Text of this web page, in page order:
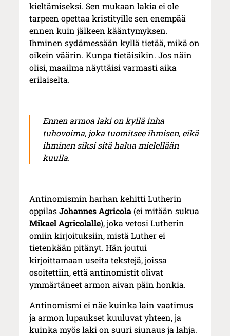
kieltämiseksi. Sen mukaan lakia ei ole
tarpeen opettaa kristityille sen enempää
ennen kuin jälkeen kääntymyksen.
Ihminen sydämessään kyllä tietää, mikä on
oikein väärin. Kunpa tietäisikin. Jos näin
olisi, maailma näyttäisi varmasti aika
erilaiselta.
Ennen armoa laki on kyllä inha
tuhovoima, joka tuomitsee ihmisen, eikä
ihminen siksi sitä halua mielellään
kuulla.
Antinomismin harhan kehitti Lutherin
oppilasJohannes Agricola(ei mitään sukua
Mikael Agricolalle), joka vetosi Lutherin
omiin kirjoituksiin, mistä Luther ei
tietenkään pitänyt. Hän joutui
kirjoittamaan useita tekstejä, joissa
osoitettiin, että antinomistit olivat
ymmärtäneet armon aivan päin honkia.
Antinomismi ei näe kuinka lain vaatimus
ja armon lupaukset kuuluvat yhteen, ja
kuinka myös laki on suuri siunaus ja lahja.